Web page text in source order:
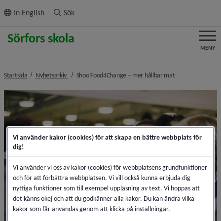
innehållet
In English Sök
MENY
Startsida Nyhetsarkiv nivå i brödsmulenavigeringen
ShoolFood4Change – mer hållbar matnivå i
Vi använder kakor (cookies) för att skapa en bättre webbplats för
dig!
Vi använder vi oss av kakor (cookies) för webbplatsens grundfunktioner
och för att förbättra webbplatsen. Vi vill också kunna erbjuda dig
nyttiga funktioner som till exempel uppläsning av text. Vi hoppas att
det känns okej och att du godkänner alla kakor. Du kan ändra vilka
kakor som får användas genom att klicka på inställningar.